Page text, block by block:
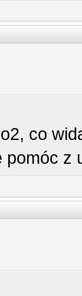
co
pomóc z